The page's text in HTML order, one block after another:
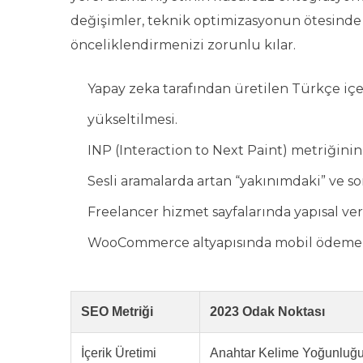
değişimler, teknik optimizasyonun
önceliklendirmenizi zorunlu kılar.
Yapay zeka tarafından üretilen Türkçe
yükseltilmesi.
INP (Interaction to Next Paint)
Sesli aramalarda artan “yakınımdaki”
Freelancer hizmet sayfalarında yapısal
WooCommerce altyapısında mobil
SEO Metriği 2023 Odak Noktası
İçerik Üretimi Anahtar Kelime